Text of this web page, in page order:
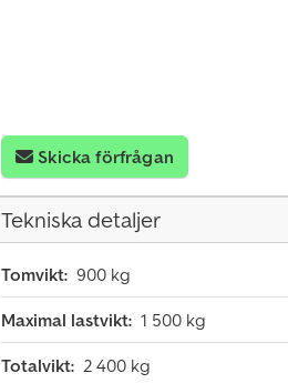
Skicka förfrågan
Tekniska detaljer
Tomvikt: 900 kg
Maximal lastvikt: 1 500 kg
Totalvikt: 2 400 kg